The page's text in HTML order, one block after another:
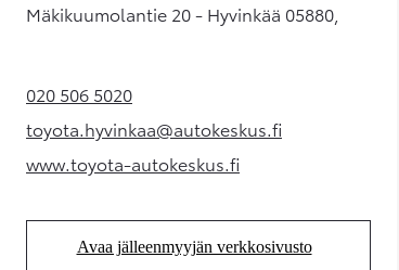
Mäkikuumolantie 20 - Hyvinkää 05880,
020 506 5020(Aukeaa uudessa välilehdessä)
toyota.hyvinkaa@autokeskus.fi
(Aukeaa uudessa välilehdessä)
www.toyota-autokeskus.fi(Aukeaa uudessa välilehdessä)
Avaa jälleenmyyjän verkkosivusto
(Aukeaa uudessa välilehdessä)